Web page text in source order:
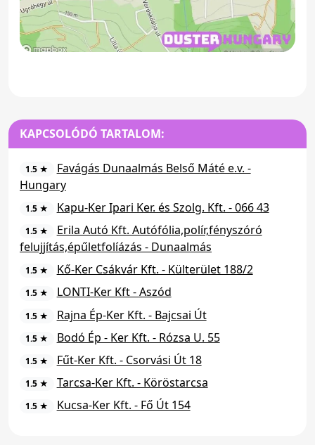
KAPCSOLÓDÓ TARTALOM:
1.5 ★
Favágás Dunaalmás Belső Máté e.v. -
Hungary
1.5 ★ Kapu-Ker Ipari Ker. és Szolg. Kft. - 066 43
1.5 ★
Erila Autó Kft. Autófólia,polír,fényszóró
felujjítás,épűletfolíázás - Dunaalmás
1.5 ★ Kő-Ker Csákvár Kft. - Külterület 188/2
1.5 ★ LONTI-Ker Kft - Aszód
1.5 ★ Rajna Ép-Ker Kft. - Bajcsai Út
1.5 ★ Bodó Ép - Ker Kft. - Rózsa U. 55
1.5 ★ Fűt-Ker Kft. - Csorvási Út 18
1.5 ★ Tarcsa-Ker Kft. - Köröstarcsa
1.5 ★ Kucsa-Ker Kft. - Fő Út 154